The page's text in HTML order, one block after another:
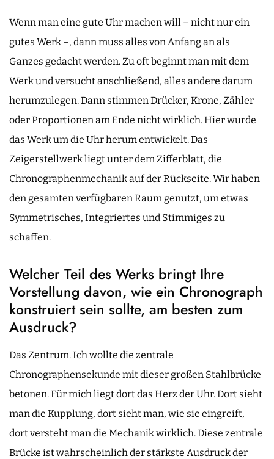
Wenn man eine gute Uhr machen will – nicht nur ein
gutes Werk –, dann muss alles von Anfang an als
Ganzes gedacht werden. Zu oft beginnt man mit dem
Werk und versucht anschließend, alles andere darum
herumzulegen. Dann stimmen Drücker, Krone, Zähler
oder Proportionen am Ende nicht wirklich. Hier wurde
das Werk um die Uhr herum entwickelt. Das
Zeigerstellwerk liegt unter dem Zifferblatt, die
Chronographenmechanik auf der Rückseite. Wir haben
den gesamten verfügbaren Raum genutzt, um etwas
Symmetrisches, Integriertes und Stimmiges zu
schaffen.
Welcher Teil des Werks bringt Ihre
Vorstellung davon, wie ein Chronograph
konstruiert sein sollte, am besten zum
Ausdruck?
Das Zentrum. Ich wollte die zentrale
Chronographensekunde mit dieser großen Stahlbrücke
betonen. Für mich liegt dort das Herz der Uhr. Dort sieht
man die Kupplung, dort sieht man, wie sie eingreift,
dort versteht man die Mechanik wirklich. Diese zentrale
Brücke ist wahrscheinlich der stärkste Ausdruck der